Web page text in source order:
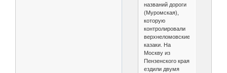
названий дороги
(Муромская),
которую
контролировали
верхнеломовские
казаки. На
Москву из
Пензенского края
ездили двумя